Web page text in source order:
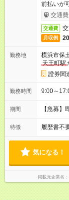
前払いが
交通
交通費
月収例
勤務地
横浜市保
天王町駅
證券関
勤務時間 9:00～
期間 【急募】
特徴 履歴書不
気になる！
掲載元企業名